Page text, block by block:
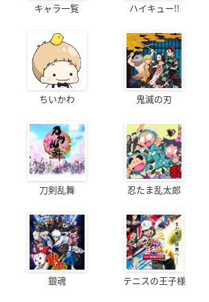
キャラ一覧 ハイキュー!!
ちいかわ 鬼滅の刃
刀剣乱舞 忍たま乱太郎
銀魂 テニスの王子様